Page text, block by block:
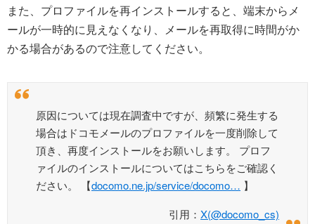
また、プロファイルを再インストールすると、端末からメ
ールが一時的に見えなくなり、メールを再取得に時間がか
かる場合があるので注意してください。
原因については現在調査中ですが、頻繁に発生する
場合はドコモメールのプロファイルを一度削除して
頂き、再度インストールをお願いします。 プロフ
ァイルのインストールについてはこちらをご確認く
ださい。 【docomo.ne.jp/service/docomo… 】
引用： X(@docomo_cs)